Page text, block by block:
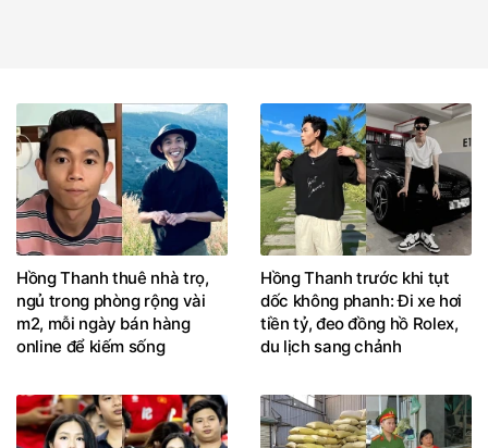
Hồng Thanh thuê nhà trọ,
ngủ trong phòng rộng vài
m2, mỗi ngày bán hàng
online để kiếm sống
Hồng Thanh trước khi tụt
dốc không phanh: Đi xe hơi
tiền tỷ, đeo đồng hồ Rolex,
du lịch sang chảnh